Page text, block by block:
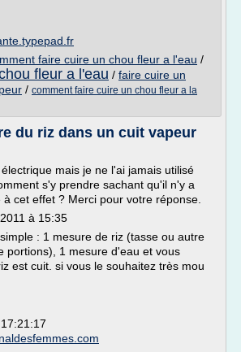
faire cuire un chou fleur a l'eau /
fleur a l'eau / faire cuire un
/ comment faire cuire un chou fleur a la
du riz dans un cuit vapeur
mais je ne l'ai jamais utilisé
s'y prendre sachant qu'il n'y a
cet effet ? Merci pour votre réponse.
à 15:35
: 1 mesure de riz (tasse ou autre
portions), 1 mesure d'eau et vous
est cuit. si vous le souhaitez très mou